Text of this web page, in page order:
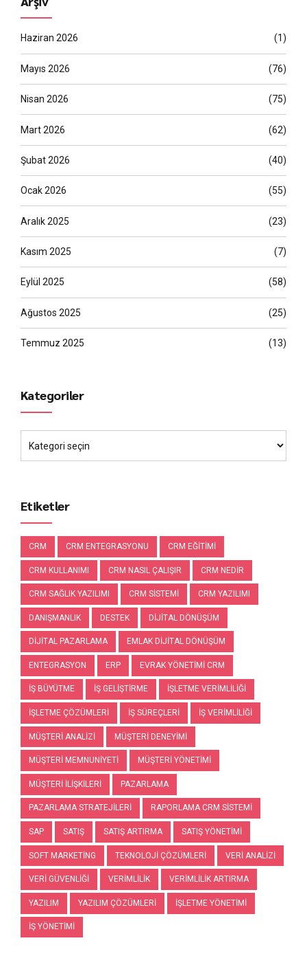
Haziran 2026 (1)
Mayıs 2026 (76)
Nisan 2026 (75)
Mart 2026 (62)
Şubat 2026 (40)
Ocak 2026 (55)
Aralık 2025 (23)
Kasım 2025 (7)
Eylül 2025 (58)
Ağustos 2025 (25)
Temmuz 2025 (13)
Kategoriler
Etiketler
CRM CRM ENTEGRASYONU CRM EĞITIMI
CRM KULLANIMI CRM NASIL ÇALIŞIR CRM NEDIR
CRM SAĞLIK YAZILIMI CRM SISTEMI CRM YAZILIMI
DANIŞMANLIK DESTEK DIJITAL DÖNÜŞÜM
DIJITAL PAZARLAMA EMLAK DIJITAL DÖNÜŞÜM
ENTEGRASYON ERP EVRAK YÖNETIMI CRM
IŞ BÜYÜTME IŞ GELIŞTIRME IŞLETME VERIMLILIĞI
IŞLETME ÇÖZÜMLERI IŞ SÜREÇLERI IŞ VERIMLILIĞI
MÜŞTERI ANALIZI MÜŞTERI DENEYIMI
MÜŞTERI MEMNUNIYETI MÜŞTERI YÖNETIMI
MÜŞTERI İLIŞKILERI PAZARLAMA
PAZARLAMA STRATEJILERI RAPORLAMA CRM SISTEMI
SAP SATIŞ SATIŞ ARTIRMA SATIŞ YÖNETIMI
SOFT MARKETING TEKNOLOJI ÇÖZÜMLERI VERI ANALIZI
VERI GÜVENLIĞI VERIMLILIK VERIMLILIK ARTIRMA
YAZILIM YAZILIM ÇÖZÜMLERI İŞLETME YÖNETIMI
İŞ YÖNETIMI